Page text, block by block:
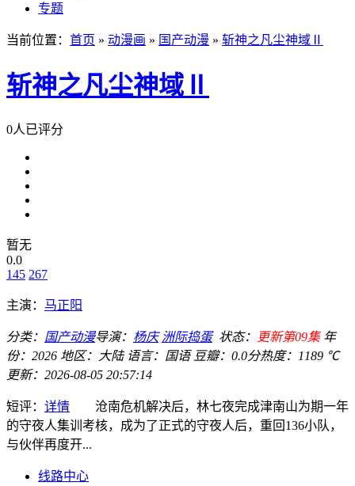
专题
当前位置： 首页 » 动漫画 » 国产动漫 » 斩神之凡尘神域Ⅱ
斩神之凡尘神域Ⅱ
0人已评分
暂无
0.0
145 267
主演： 马正阳
分类： 国产动漫导演： 杨庆 洲际捣蛋 状态： 更新第09集 年
份： 2026 地区： 大陆 语言： 国语 豆瓣：0.0分热度：1189 ℃
更新： 2026-08-05 20:57:14
短评： 详情 沧南危机解决后，林七夜完成津南山为期一年
的守夜人集训考核，成为了正式的守夜人后，重回136小队，
与伙伴再度开...
线路中心